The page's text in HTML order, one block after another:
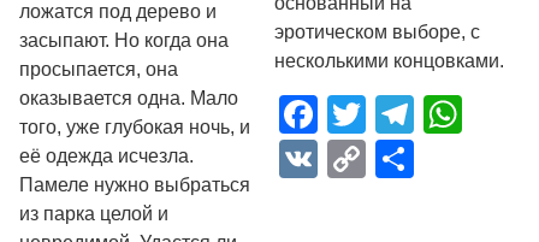
ложатся под дерево и
засыпают. Но когда она
просыпается, она
оказывается одна. Мало
того, уже глубокая ночь, и
её одежда исчезла.
Памеле нужно выбраться
из парка целой и
эротическом выборе, с
несколькими концовками.
Facebook
Twitter
VK Copy